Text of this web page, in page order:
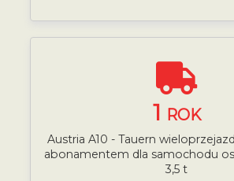
1 ROK
Austria A10 - Tauern
abonamentem dla samochodu
3,5 t